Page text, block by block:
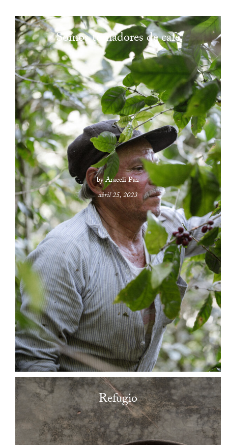
Somos tomadores de café
abril 25, 2023
by Araceli Paz
Refugio